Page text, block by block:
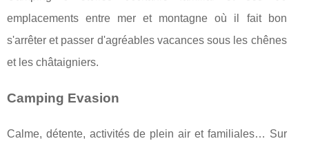
emplacements entre mer et montagne où il fait bon
s'arrêter et passer d'agréables vacances sous les chênes
et les châtaigniers.
Camping Evasion
Calme, détente, activités de plein air et familiales… Sur